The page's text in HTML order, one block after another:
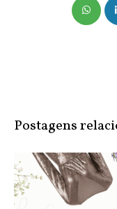
NO FACEBOOK
Postagens